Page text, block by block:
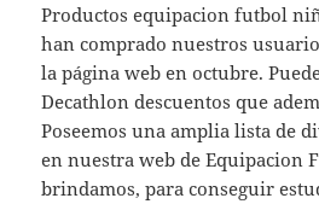
Productos equipacion futbol
han comprado nuestros
la página web en octubre.
Decathlon descuentos que
Poseemos una amplia lista de
en nuestra web de Equipacion
brindamos, para conseguir